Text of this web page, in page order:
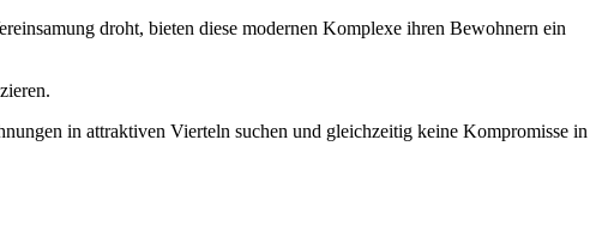
droht, bieten diese modernen Komplexe ihren Bewohnern ein
in attraktiven Vierteln suchen und gleichzeitig keine Kompromisse in